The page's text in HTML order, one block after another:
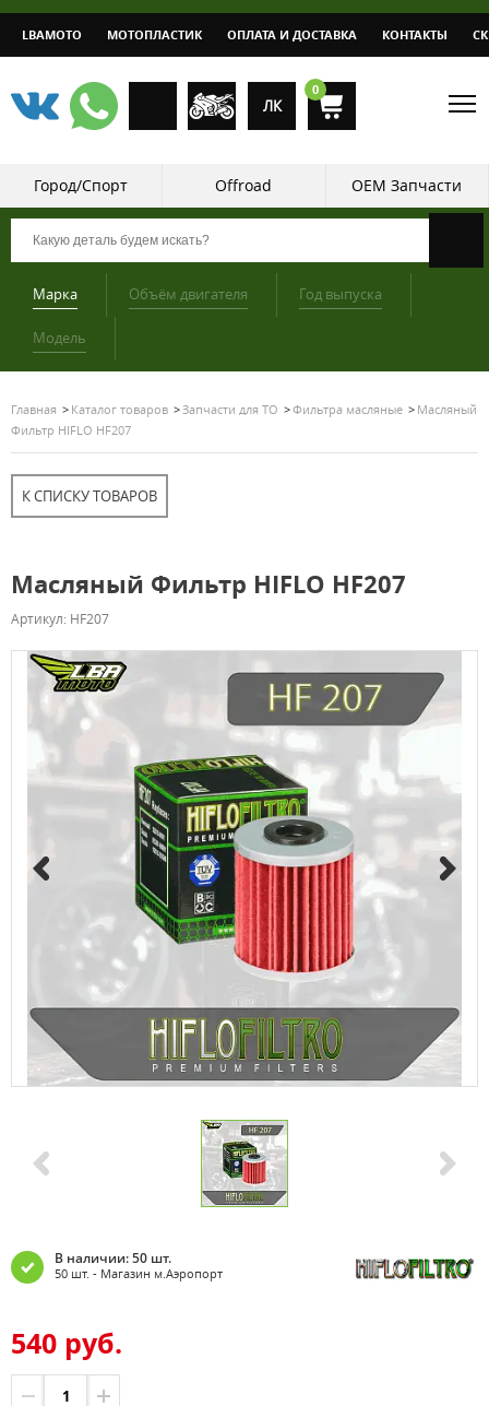
LBAMOTO МОТОПЛАСТИК ОПЛАТА И ДОСТАВКА КОНТАКТЫ
ЛК
0
Город/Спорт Offroad OEM Запчасти
Марка Объём двигателя Год выпуска
Модель
Главная Каталог товаров Запчасти для ТО Фильтра масляные
Масляный
Фильтр HIFLO HF207
К СПИСКУ ТОВАРОВ
Масляный Фильтр HIFLO HF207
Артикул: HF207
В наличии: 50 шт.
50 шт. - Магазин м.Аэропорт
540 руб.